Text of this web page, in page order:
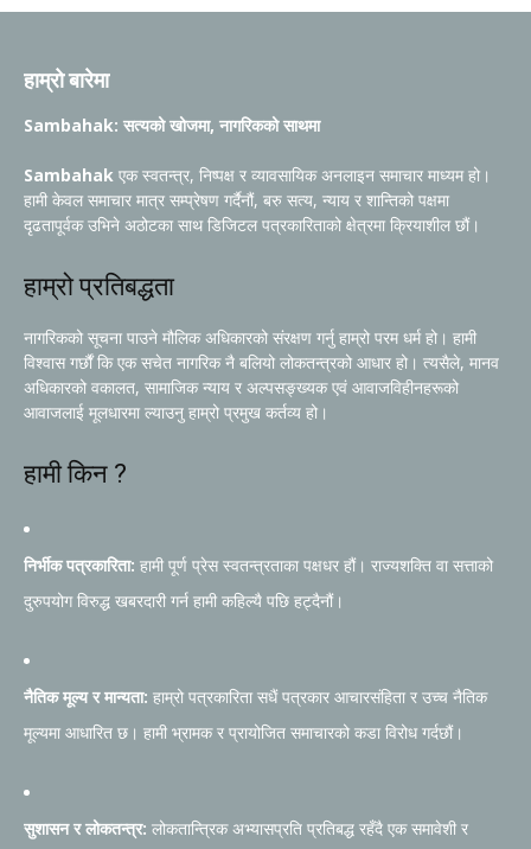
हाम्रो बारेमा
Sambahak: सत्यको खोजमा, नागरिकको साथमा
Sambahak एक स्वतन्त्र, निष्पक्ष र व्यावसायिक अनलाइन समाचार माध्यम हो।
हामी केवल समाचार मात्र सम्प्रेषण गर्दैनौं, बरु सत्य, न्याय र शान्तिको पक्षमा
दृढतापूर्वक उभिने अठोटका साथ डिजिटल पत्रकारिताको क्षेत्रमा क्रियाशील छौं।
हाम्रो प्रतिबद्धता
नागरिकको सूचना पाउने मौलिक अधिकारको संरक्षण गर्नु हाम्रो परम धर्म हो। हामी
विश्वास गर्छौं कि एक सचेत नागरिक नै बलियो लोकतन्त्रको आधार हो। त्यसैले, मानव
अधिकारको वकालत, सामाजिक न्याय र अल्पसङ्ख्यक एवं आवाजविहीनहरूको
आवाजलाई मूलधारमा ल्याउनु हाम्रो प्रमुख कर्तव्य हो।
हामी किन ?
निर्भीक पत्रकारिता: हामी पूर्ण प्रेस स्वतन्त्रताका पक्षधर हौं। राज्यशक्ति वा सत्ताको
दुरुपयोग विरुद्ध खबरदारी गर्न हामी कहिल्यै पछि हट्दैनौं।
नैतिक मूल्य र मान्यता: हाम्रो पत्रकारिता सधैं पत्रकार आचारसंहिता र उच्च नैतिक
मूल्यमा आधारित छ। हामी भ्रामक र प्रायोजित समाचारको कडा विरोध गर्दछौं।
सुशासन र लोकतन्त्र: लोकतान्त्रिक अभ्यासप्रति प्रतिबद्ध रहँदै एक समावेशी र